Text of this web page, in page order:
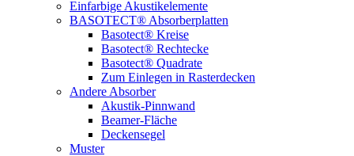
Einfarbige Akustikelemente
BASOTECT® Absorberplatten
Basotect® Kreise
Basotect® Rechtecke
Basotect® Quadrate
Zum Einlegen in Rasterdecken
Andere Absorber
Akustik-Pinnwand
Beamer-Fläche
Deckensegel
Muster